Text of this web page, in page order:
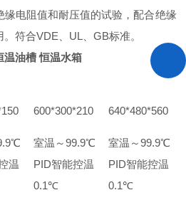
缘电阻值和耐压值的试验，配合绝缘
符合VDE、UL、GB标准。
温油槽 恒温水箱
600*300*210 640*480*560
室温～99.9℃
室温～99.9℃
温 PID智能控温
PID智能控温
0.1℃
0.1℃